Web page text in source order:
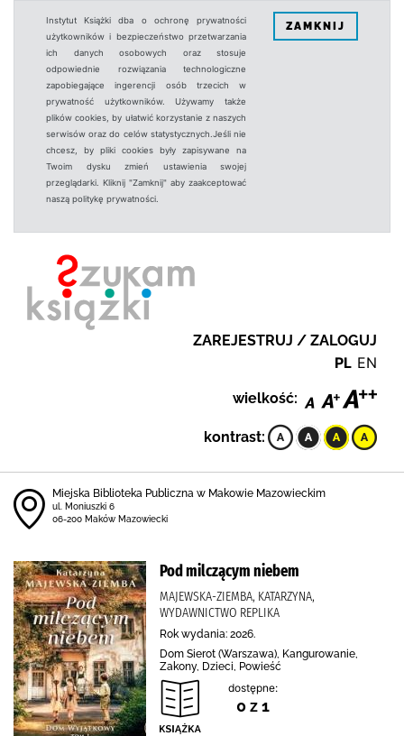
Instytut Książki dba o ochronę prywatności
użytkowników i bezpieczeństwo przetwarzania
ich danych osobowych oraz stosuje
odpowiednie rozwiązania technologiczne
zapobiegające ingerencji osób trzecich w
prywatność użytkowników. Używamy także
plików cookies, by ułatwić korzystanie z naszych
serwisów oraz do celów statystycznych.Jeśli nie
chcesz, by pliki cookies były zapisywane na
Twoim dysku zmień ustawienia swojej
przeglądarki. Kliknij "Zamknij" aby zaakceptować
naszą politykę prywatności.
ZAMKNIJ
ZAREJESTRUJ / ZALOGUJ
PL EN
wielkość:
kontrast:
Miejska Biblioteka Publiczna w Makowie Mazowieckim
ul. Moniuszki 6
06-200 Maków Mazowiecki
Pod milczącym niebem
MAJEWSKA-ZIEMBA, KATARZYNA,
WYDAWNICTWO REPLIKA
Rok wydania: 2026.
Dom Sierot (Warszawa), Kangurowanie,
Zakony, Dzieci, Powieść
dostępne:
0 z 1